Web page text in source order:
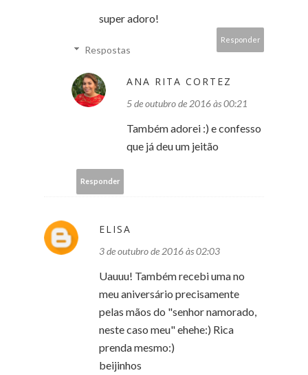
super adoro!
Responder
Respostas
ANA RITA CORTEZ
5 de outubro de 2016 às 00:21
Também adorei :) e confesso
que já deu um jeitão
Responder
ELISA
3 de outubro de 2016 às 02:03
Uauuu! Também recebi uma no
meu aniversário precisamente
pelas mãos do "senhor namorado,
neste caso meu" ehehe:) Rica
prenda mesmo:)
beijinhos